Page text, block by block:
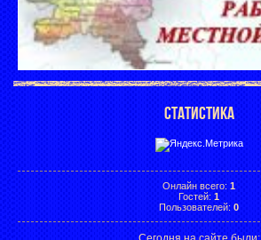
СТАТИСТИКА
Онлайн всего: 1
Гостей: 1
Пользователей: 0